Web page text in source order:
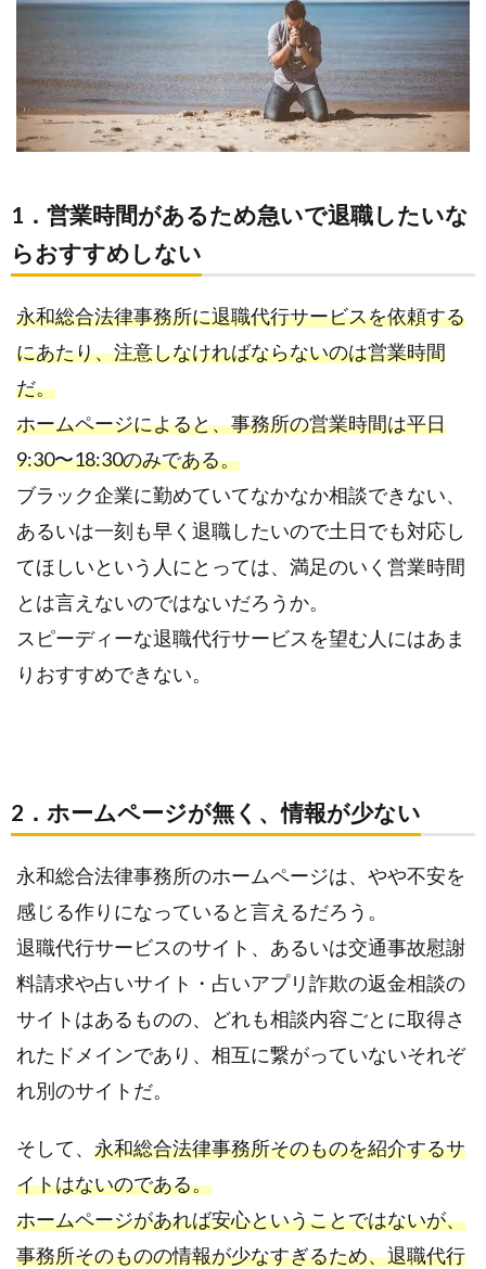
1．営業時間があるため急いで退職したいな
らおすすめしない
永和総合法律事務所に退職代行サービスを依頼する
にあたり、注意しなければならないのは営業時間
だ。
ホームページによると、事務所の営業時間は平日
9:30〜18:30のみである。
ブラック企業に勤めていてなかなか相談できない、
あるいは一刻も早く退職したいので土日でも対応し
てほしいという人にとっては、満足のいく営業時間
とは言えないのではないだろうか。
スピーディーな退職代行サービスを望む人にはあま
りおすすめできない。
2．ホームページが無く、情報が少ない
永和総合法律事務所のホームページは、やや不安を
感じる作りになっていると言えるだろう。
退職代行サービスのサイト、あるいは交通事故慰謝
料請求や占いサイト・占いアプリ詐欺の返金相談の
サイトはあるものの、どれも相談内容ごとに取得さ
れたドメインであり、相互に繋がっていないそれぞ
れ別のサイトだ。
そして、 永和総合法律事務所そのものを紹介するサ
イトはないのである。
ホームページがあれば安心ということではないが、
事務所そのものの情報が少なすぎるため、退職代行